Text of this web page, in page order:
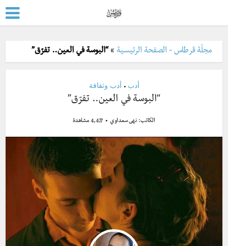
مجلّة قرطاس - الصفحة الرئيسية »“البوسة في العين.. تفرّق”
أدب • أدب وثقافة
“البوسة في العين.. تفرّق”
الكاتب: نهى سعداوي 4,477 مشاهدة